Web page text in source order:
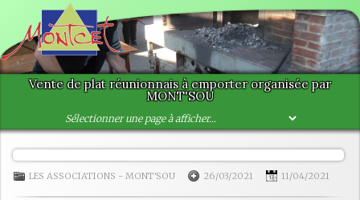
Vente de plat réunionnais à emporter organisée par
MONT'SOU
LES ASSOCIATIONS - MONT'SOU 26/03/2021 11/04/2021